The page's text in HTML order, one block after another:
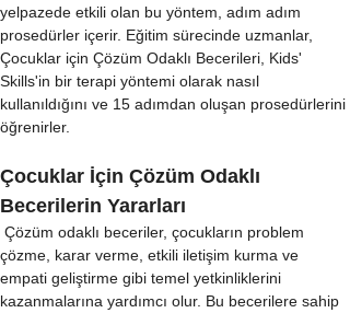
yelpazede etkili olan bu yöntem, adım adım
prosedürler içerir. Eğitim sürecinde uzmanlar,
Çocuklar için Çözüm Odaklı Becerileri, Kids'
Skills'in bir terapi yöntemi olarak nasıl
kullanıldığını ve 15 adımdan oluşan prosedürlerini
öğrenirler.
Çocuklar İçin Çözüm Odaklı
Becerilerin Yararları
çözme, karar verme, etkili iletişim kurma ve
empati geliştirme gibi temel yetkinliklerini
kazanmalarına yardımcı olur. Bu becerilere sahip